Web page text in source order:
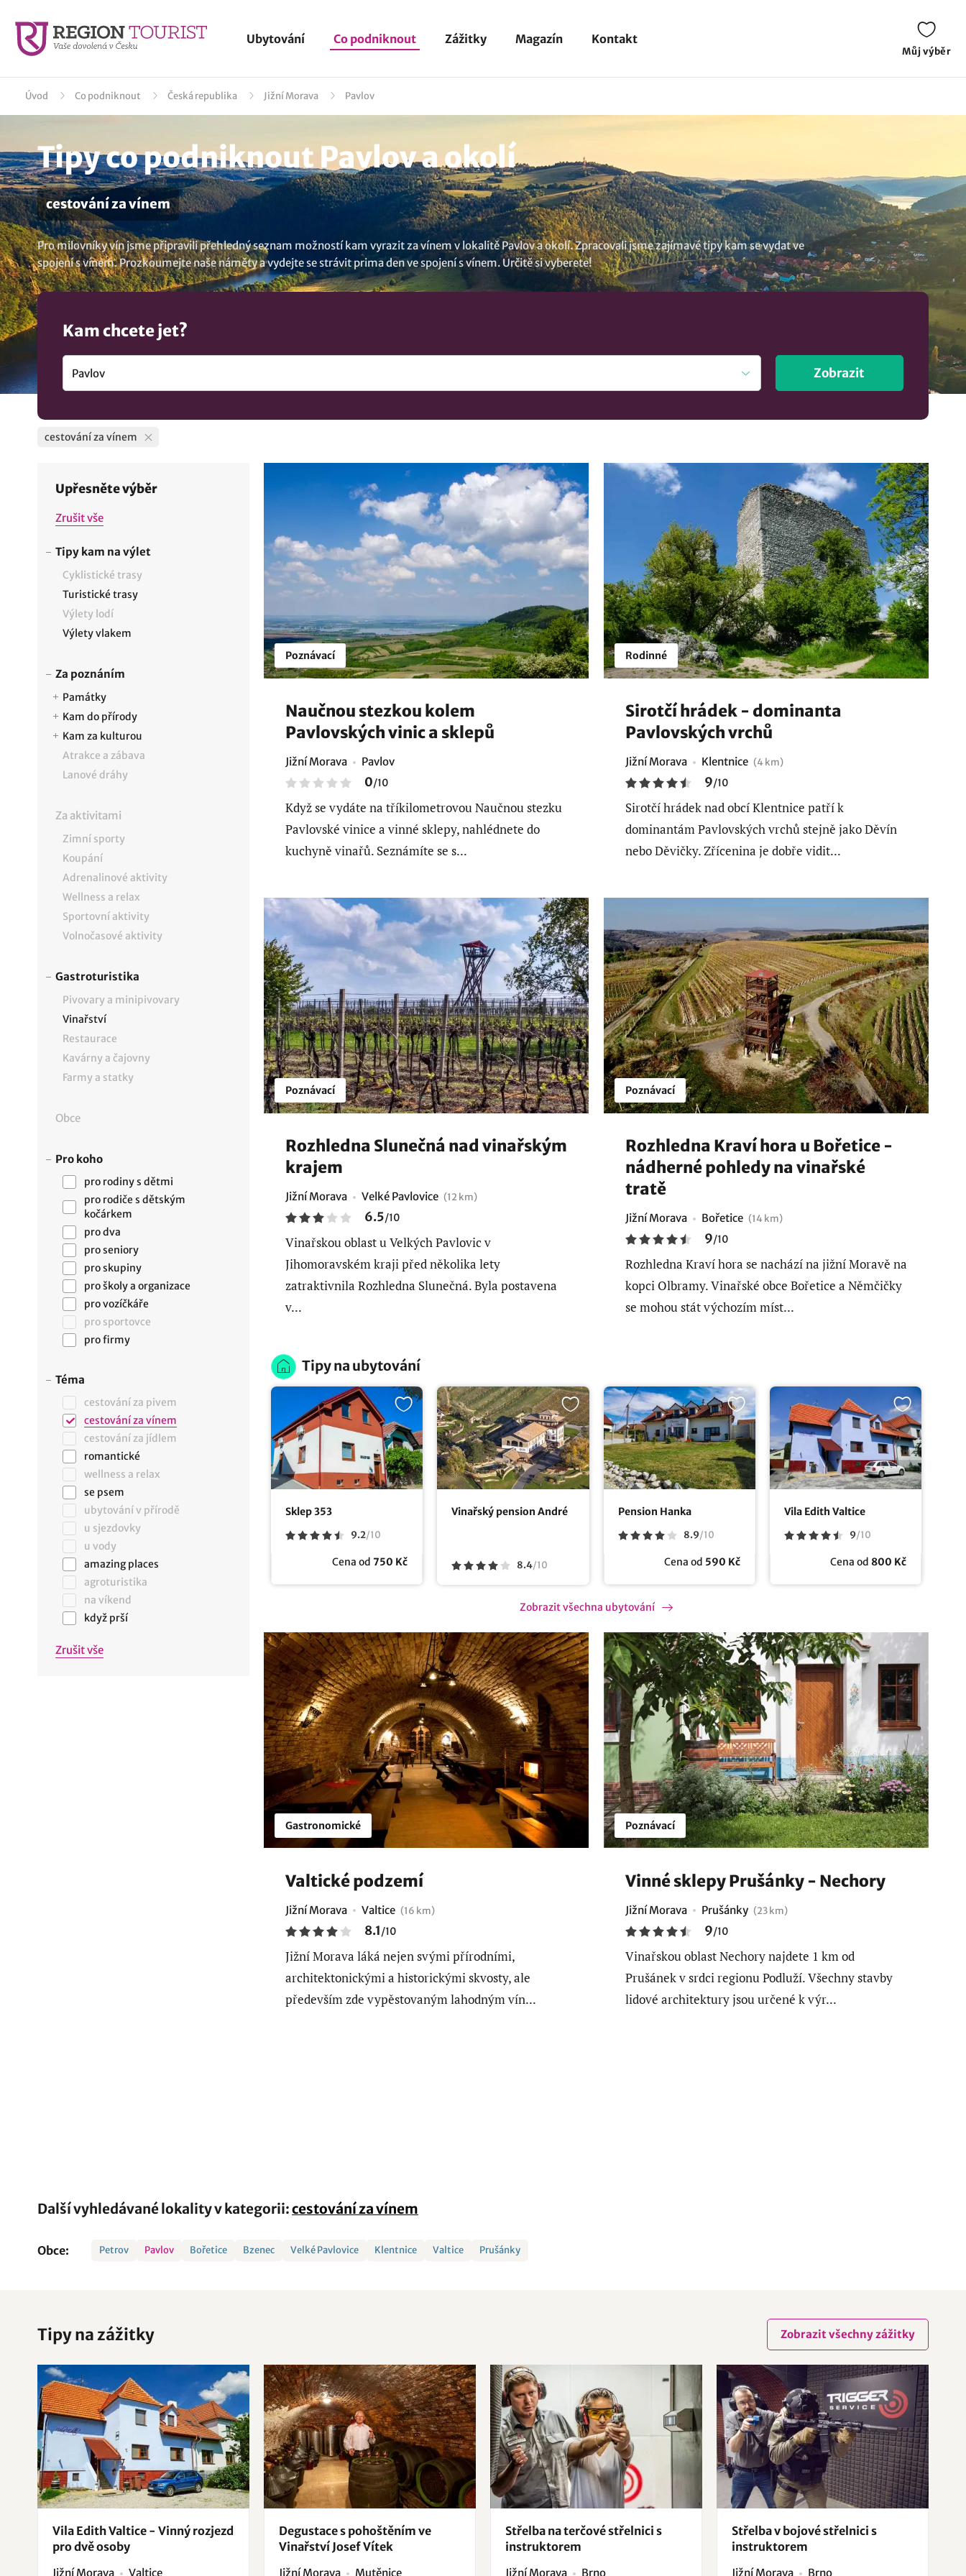
Ubytování Co podniknout Zážitky Magazín Kontakt
Můj výběr
Úvod Co podniknout Česká republika Jižní Morava Pavlov
Tipy co podniknout Pavlov a okolí
cestování za vínem
Pro milovníky vín jsme připravili přehledný seznam možností kam vyrazit za vínem v lokalitě Pavlov a okolí. Zpracovali jsme zajímavé tipy kam se vydat ve
spojení s vínem. Prozkoumejte naše náměty a vydejte se strávit prima den ve spojení s vínem. Určitě si vyberete!
Kam chcete jet?
Zobrazit
cestování za vínem
Upřesněte výběr
Zrušit vše
Tipy kam na výlet
Cyklistické trasy
Turistické trasy
Výlety lodí
Výlety vlakem
Za poznáním
Památky
Kam do přírody
Kam za kulturou
Atrakce a zábava
Lanové dráhy
Za aktivitami
Zimní sporty
Koupání
Adrenalinové aktivity
Wellness a relax
Sportovní aktivity
Volnočasové aktivity
Gastroturistika
Pivovary a minipivovary
Vinařství
Restaurace
Kavárny a čajovny
Farmy a statky
Obce
Pro koho
pro rodiny s dětmi
pro rodiče s dětským
kočárkem
pro dva
pro seniory
pro skupiny
pro školy a organizace
pro vozíčkáře
pro sportovce
pro firmy
Téma
cestování za pivem
cestování za vínem
cestování za jídlem
romantické
wellness a relax
se psem
ubytování v přírodě
u sjezdovky
u vody
amazing places
agroturistika
na víkend
když prší
Zrušit vše
Poznávací
Naučnou stezkou kolem
Pavlovských vinic a sklepů
Jižní Morava Pavlov
0/10
Když se vydáte na tříkilometrovou Naučnou stezku
Pavlovské vinice a vinné sklepy, nahlédnete do
kuchyně vinařů. Seznámíte se s...
Rodinné
Sirotčí hrádek - dominanta
Pavlovských vrchů
Jižní Morava Klentnice (4 km)
9/10
Sirotčí hrádek nad obcí Klentnice patří k
dominantám Pavlovských vrchů stejně jako Děvín
nebo Děvičky. Zřícenina je dobře vidit...
Poznávací
Rozhledna Slunečná nad vinařským
krajem
Jižní Morava Velké Pavlovice (12 km)
6.5/10
Vinařskou oblast u Velkých Pavlovic v
Jihomoravském kraji před několika lety
zatraktivnila Rozhledna Slunečná. Byla postavena
v...
Poznávací
Rozhledna Kraví hora u Bořetice -
nádherné pohledy na vinařské
tratě
Jižní Morava Bořetice (14 km)
9/10
Rozhledna Kraví hora se nachází na jižní Moravě na
kopci Olbramy. Vinařské obce Bořetice a Němčičky
se mohou stát výchozím míst...
Tipy na ubytování
Sklep 353
9.2/10
Cena od750 Kč
Vinařský pension André
8.4/10
Pension Hanka
8.9/10
Cena od 590 Kč
Vila Edith Valtice
9/10
Cena od 800 Kč
Zobrazit všechna ubytování
Gastronomické
Valtické podzemí
Jižní Morava Valtice (16 km)
8.1/10
Jižní Morava láká nejen svými přírodními,
architektonickými a historickými skvosty, ale
především zde vypěstovaným lahodným vín...
Poznávací
Vinné sklepy Prušánky - Nechory
Jižní Morava Prušánky (23 km)
9/10
Vinařskou oblast Nechory najdete 1 km od
Prušánek v srdci regionu Podluží. Všechny stavby
lidové architektury jsou určené k výr...
Další vyhledávané lokality v kategorii:cestování za vínem
Obce: Petrov Pavlov Bořetice Bzenec Velké Pavlovice Klentnice Valtice Prušánky
Tipy na zážitky Zobrazit všechny zážitky
Vila Edith Valtice - Vinný rozjezd
pro dvě osoby
Jižní Morava Valtice
Degustace s pohoštěním ve
Vinařství Josef Vítek
Jižní Morava Mutěnice
Střelba na terčové střelnici s
instruktorem
Jižní Morava Brno
Střelba v bojové střelnici s
instruktorem
Jižní Morava Brno